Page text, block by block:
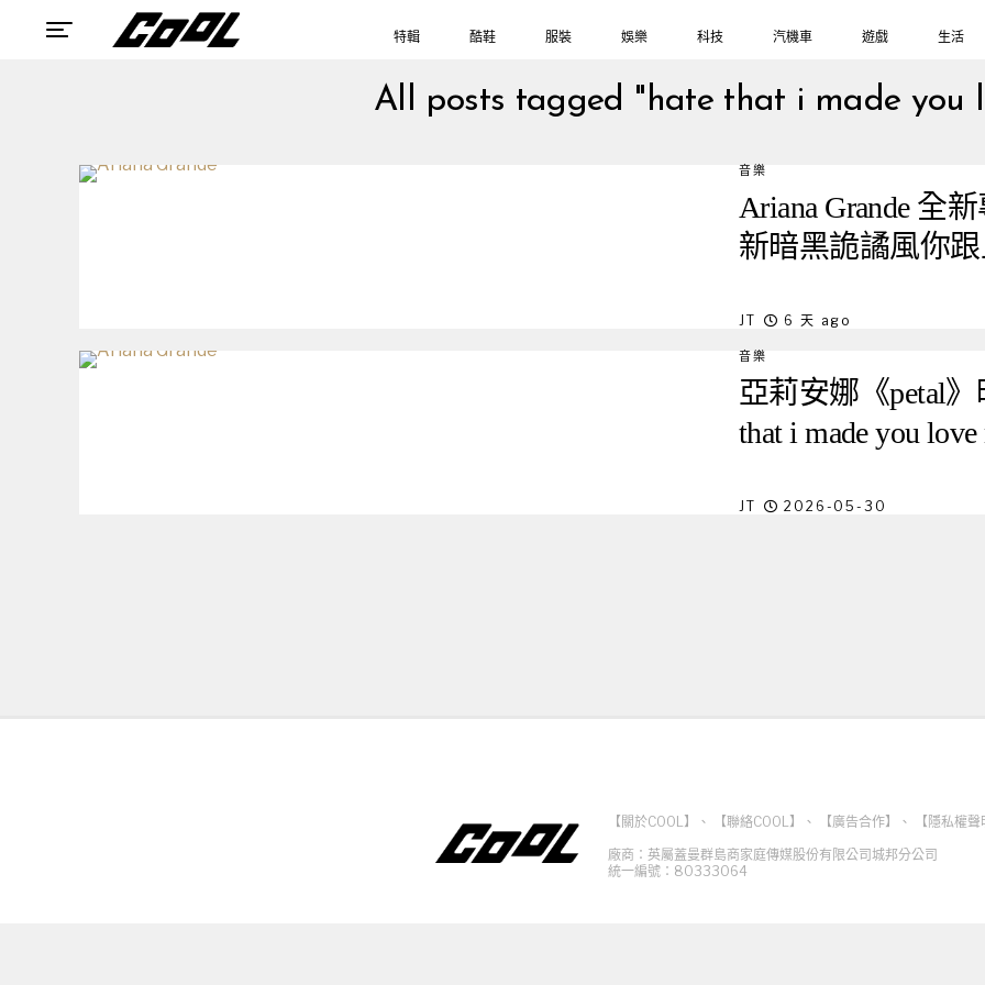
特輯 酷鞋 服裝 娛樂 科技 汽機車 遊戲 生活
All posts tagged "hate that i made you
音樂
Ariana Grande 全
新暗黑詭譎風你
JT 6 天 ago
音樂
亞莉安娜《petal
that i made you
JT 2026-05-30
【關於COOL】 、 【聯絡COOL】 、 【廣告合作】 、
【隱私權
廠商：英屬蓋曼群島商家庭傳媒股份有限公司城邦分公司
統一編號：80333064